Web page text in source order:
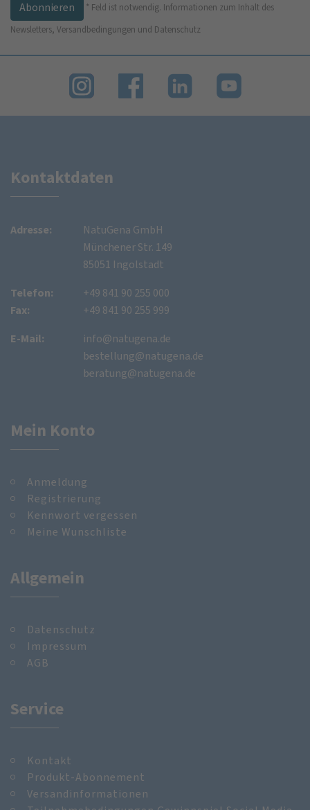
* Feld ist notwendig. Informationen zum Inhalt des
Newsletters, Versandbedingungen und Datenschutz
Kontaktdaten
Adresse:
NatuGena GmbH
Münchener Str. 149
85051 Ingolstadt
Telefon:
Fax:
+49 841 90 255 000
+49 841 90 255 999
E-Mail:
info@natugena.de
bestellung@natugena.de
beratung@natugena.de
Mein Konto
Anmeldung
Registrierung
Kennwort vergessen
Meine Wunschliste
Allgemein
Datenschutz
Impressum
AGB
Service
Kontakt
Produkt-Abonnement
Versandinformationen